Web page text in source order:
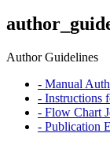
Author Guidelines
- Manual
- Instructions
- Flow Chart
- Publication